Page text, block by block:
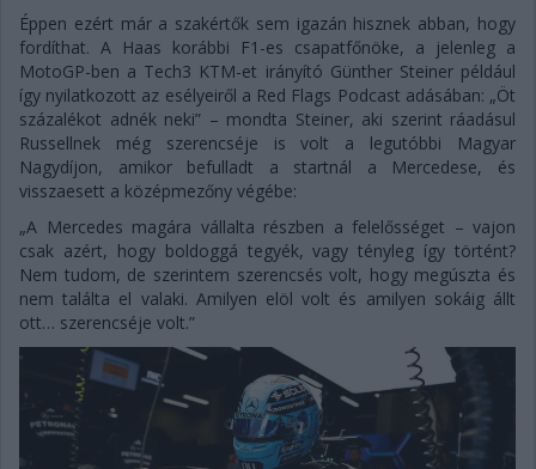
Éppen ezért már a szakértők sem igazán hisznek abban, hogy
fordíthat. A Haas korábbi F1-es csapatfőnöke, a jelenleg a
MotoGP-ben a Tech3 KTM-et irányító Günther Steiner például
így nyilatkozott az esélyeiről a Red Flags Podcast adásában: „Öt
százalékot adnék neki” – mondta Steiner, aki szerint ráadásul
Russellnek még szerencséje is volt a legutóbbi Magyar
Nagydíjon, amikor befulladt a startnál a Mercedese, és
visszaesett a középmezőny végébe:
„A Mercedes magára vállalta részben a felelősséget – vajon
csak azért, hogy boldoggá tegyék, vagy tényleg így történt?
Nem tudom, de szerintem szerencsés volt, hogy megúszta és
nem találta el valaki. Amilyen elöl volt és amilyen sokáig állt
ott… szerencséje volt.”